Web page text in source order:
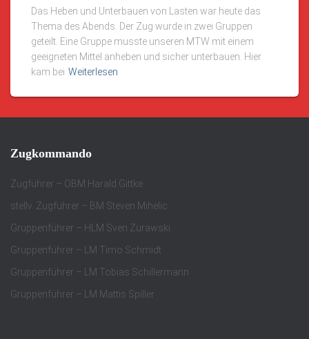
Das Heben und Unterbauen von Lasten war heute das
Thema des Abends. Der Zug wurde in zwei Gruppen
geteilt. Eine Gruppe musste unseren MTW mit einem
geeigneten Mittel anheben und sicher unterbauen. Hier
kam bei Weiterlesen
Zugkommando
Zugführer – OBM Harald Gittke
stellv. Zugführer – BM Steven Mihelic
Gruppenführer – HLM Sven Zurawski
Gruppenführer – LM Timo Schmidt
Gruppenführer – LM Tobias Schillermann
Gruppenführer – LM Mattis Spiller